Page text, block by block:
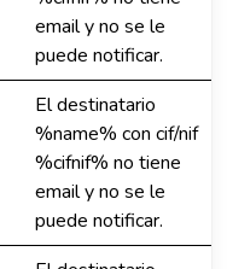
email y no se le
puede notificar.
El destinatario
%name% con cif/nif
%cifnif% no tiene
email y no se le
puede notificar.